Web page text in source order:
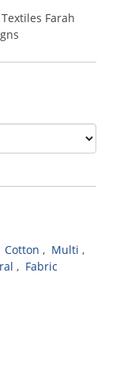
Farah
Cotton , Multi ,
, Fabric